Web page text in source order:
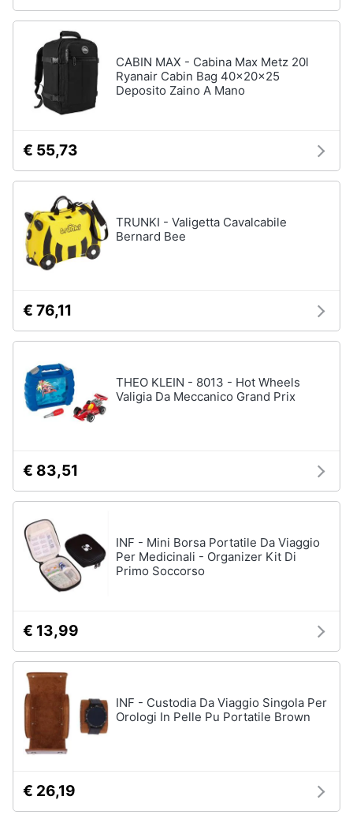
Abbigliamento
Sport
Animali
Libri,
dvd
Festività
ricorrenze
Promozioni
Servizi
Esci
tutti
Accessori
Sigaretta
elettronica
Occhiali
sole
Vedi
shirt
Felpa
tutti
Orologi
Smartwatch
Orologi
uomo
Orologi
donna
Vedi
tutti
Gioielli
CABIN MAX - Cabina Max Metz 20l
Ryanair Cabin Bag 40x20x25
Deposito Zaino A Mano
€ 55,73
TRUNKI - Valigetta Cavalcabile
Bernard Bee
€ 76,11
THEO KLEIN - 8013 - Hot Wheels
Valigia Da Meccanico Grand Prix
€ 83,51
INF - Mini Borsa Portatile Da Viaggio
Per Medicinali - Organizer Kit Di
Primo Soccorso
€ 13,99
INF - Custodia Da Viaggio Singola Per
Orologi In Pelle Pu Portatile Brown
€ 26,19